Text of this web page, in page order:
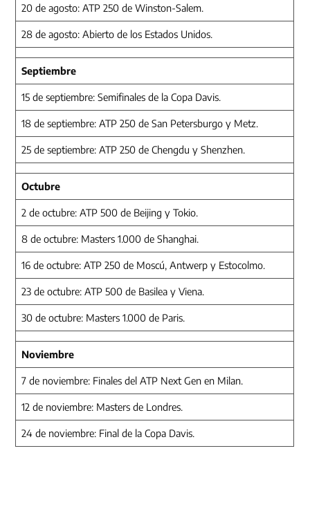
20 de agosto: ATP 250 de Winston-Salem.
28 de agosto: Abierto de los Estados Unidos.
Septiembre
15 de septiembre: Semifinales de la Copa Davis.
18 de septiembre: ATP 250 de San Petersburgo y Metz.
25 de septiembre: ATP 250 de Chengdu y Shenzhen.
Octubre
2 de octubre: ATP 500 de Beijing y Tokio.
8 de octubre: Masters 1.000 de Shanghai.
16 de octubre: ATP 250 de Moscú, Antwerp y Estocolmo.
23 de octubre: ATP 500 de Basilea y Viena.
30 de octubre: Masters 1.000 de Paris.
Noviembre
7 de noviembre: Finales del ATP Next Gen en Milan.
12 de noviembre: Masters de Londres.
24 de noviembre: Final de la Copa Davis.